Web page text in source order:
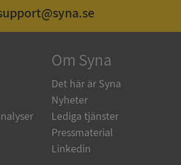
Om Syna
Det här är Syna
Nyheter
Lediga tjänster
Pressmaterial
Linkedin
.syna.se
Google LLC
Microsoft
Corporation